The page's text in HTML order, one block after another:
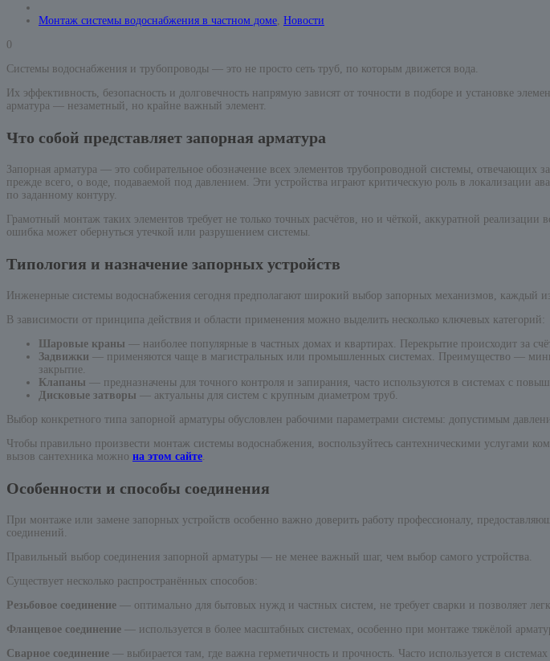
Монтаж системы водоснабжения в частном доме, Новости
0
Системы водоснабжения и трубопроводы — это не просто сеть труб, по которым движется вода.
Их эффективность, безопасность и долговечность напрямую зависят от точности в подборе и установке
арматура — незаметный, но крайне важный элемент.
Что собой представляет запорная арматура
Запорная арматура — это собирательное обозначение всех элементов трубопроводной системы,
прежде всего, о воде, подаваемой под давлением. Эти устройства играют критическую роль в локализации
по заданному контуру.
Грамотный монтаж таких элементов требует не только точных расчётов, но и чёткой, аккуратной
ошибка может обернуться утечкой или разрушением системы.
Типология и назначение запорных устройств
Инженерные системы водоснабжения сегодня предполагают широкий выбор запорных механизмов, каждый
В зависимости от принципа действия и области применения можно выделить несколько ключевых категорий:
Шаровые краны — наиболее популярные в частных домах и квартирах. Перекрытие происходит за
Задвижки — применяются чаще в магистральных или промышленных системах. Преимущество —
закрытие.
Клапаны — предназначены для точного контроля и запирания, часто используются в системах с
Дисковые затворы — актуальны для систем с крупным диаметром труб.
Выбор конкретного типа запорной арматуры обусловлен рабочими параметрами системы: допустимым
Чтобы правильно произвести монтаж системы водоснабжения, воспользуйтесь сантехническими услугами
вызов сантехника можно на этом сайте.
Особенности и способы соединения
При монтаже или замене запорных устройств особенно важно доверить работу профессионалу,
соединений.
Правильный выбор соединения запорной арматуры — не менее важный шаг, чем выбор самого устройства.
Существует несколько распространённых способов:
Резьбовое соединение — оптимально для бытовых нужд и частных систем, не требует сварки и позволяет
Фланцевое соединение — используется в более масштабных системах, особенно при монтаже тяжёлой
Сварное соединение — выбирается там, где важна герметичность и прочность. Часто используется в